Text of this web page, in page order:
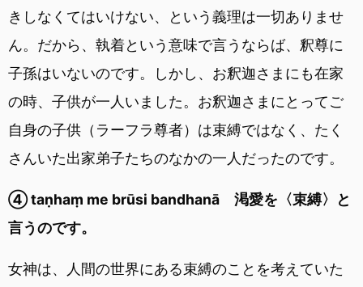
きしなくてはいけない、という義理は一切ありませ
ん。だから、執着という意味で言うならば、釈尊に
子孫はいないのです。しかし、お釈迦さまにも在家
の時、子供が一人いました。お釈迦さまにとってご
自身の子供（ラーフラ尊者）は束縛ではなく、たく
さんいた出家弟子たちのなかの一人だったのです。
④ taṇhaṃ me brūsi bandhanā 渇愛を〈束縛〉と
言うのです。
女神は、人間の世界にある束縛のことを考えていた